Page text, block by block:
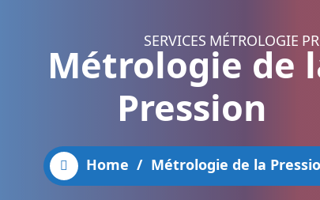
SERVICES MÉTROLOGIE
Métrologie de
Pression
Home / Métrologie de la